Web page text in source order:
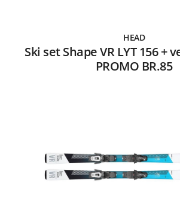
HEAD
Ski set Shape VR LYT 156 +
PROMO BR.85